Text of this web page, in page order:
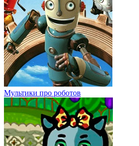
Мультики про роботов